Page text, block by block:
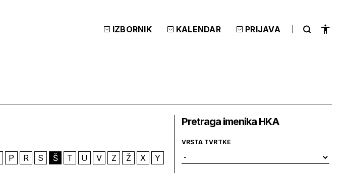
IZBORNIK KALENDAR PRIJAVA
P R S Š T U V Z Ž X Y
Pretraga imenika HKA
VRSTA TVRTKE